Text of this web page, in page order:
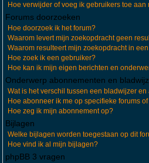
Hoe verwijder of voeg ik gebruikers toe
Forums doorzoeken
Hoe doorzoek ik het forum?
Waarom levert mijn zoekopdracht geen
Waarom resulteert mijn zoekopdracht in
Hoe zoek ik een gebruiker?
Hoe kan ik mijn eigen berichten en
Onderwerp abonnementen en
Wat is het verschil tussen een bladwijzer
Hoe abonneer ik me op specifieke forums
Hoe zeg ik mijn abonnement op?
Bijlagen
Welke bijlagen worden toegestaan op dit
Hoe vind ik al mijn bijlagen?
phpBB 3 vragen